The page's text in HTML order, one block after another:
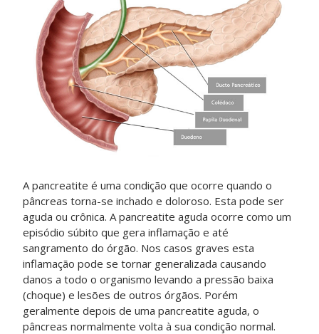
A pancreatite é uma condição que ocorre quando o
pâncreas torna-se inchado e doloroso. Esta pode ser
aguda ou crônica. A pancreatite aguda ocorre como um
episódio súbito que gera inflamação e até
sangramento do órgão. Nos casos graves esta
inflamação pode se tornar generalizada causando
danos a todo o organismo levando a pressão baixa
(choque) e lesões de outros órgãos. Porém
geralmente depois de uma pancreatite aguda, o
pâncreas normalmente volta à sua condição normal.